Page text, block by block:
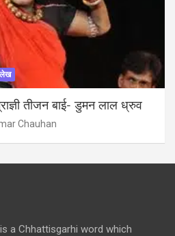
तीजन बाई- डुमन लाल ध्रुव
Chauhan
is a Chhattisgarhi word which